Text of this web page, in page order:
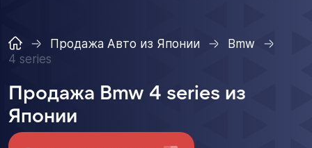
Продажа Авто из Японии
Bmw
4 series
Продажа Bmw 4 series из
Японии